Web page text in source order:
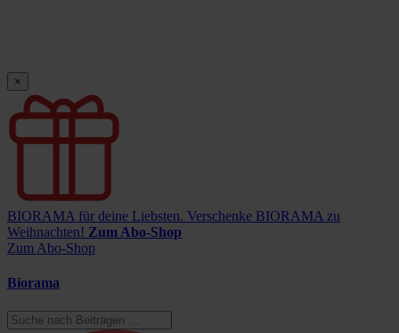
×
BIORAMA für deine Liebsten. Verschenke BIORAMA zu
Weihnachten! Zum Abo-Shop
Zum Abo-Shop
Biorama